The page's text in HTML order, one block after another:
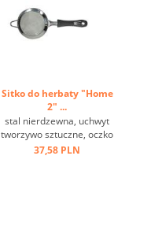
Sitko do herbaty "Home
2" ...
stal nierdzewna, uchwyt
tworzywo sztuczne, oczko
do zawieszania, haczyk ...
37,58 PLN